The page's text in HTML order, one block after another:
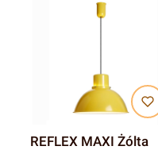
REFLEX MAXI Żólta